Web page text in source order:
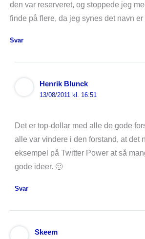
den var reserveret, og stoppede jeg
finde på flere, da jeg synes det navn er
Svar
Henrik Blunck
13/08/2011 kl. 16:51
Det er top-dollar med alle de gode
alle var vindere i den forstand, at det
eksempel på Twitter Power at så
gode ideer. 🙂
Svar
Skeem